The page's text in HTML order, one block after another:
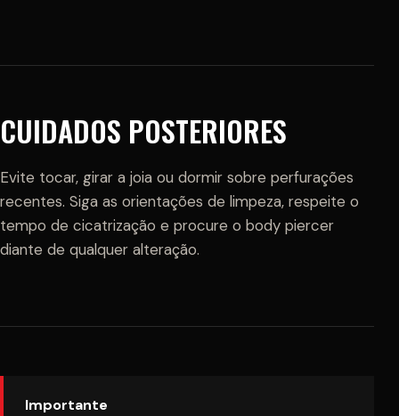
CUIDADOS POSTERIORES
Evite tocar, girar a joia ou dormir sobre perfurações
recentes. Siga as orientações de limpeza, respeite o
tempo de cicatrização e procure o body piercer
diante de qualquer alteração.
Importante